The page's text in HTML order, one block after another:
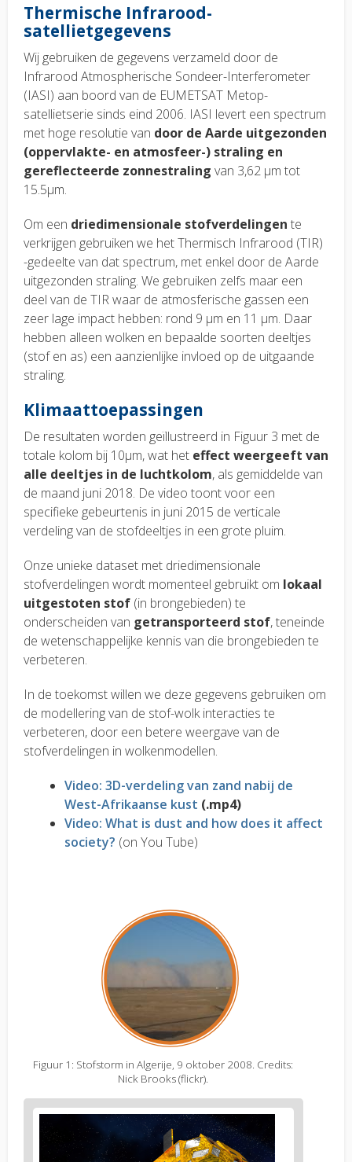
Body
text
Thermische Infrarood-
satellietgegevens
Wij gebruiken de gegevens verzameld door de
Infrarood Atmospherische Sondeer-Interferometer
(IASI) aan boord van de EUMETSAT Metop-
satellietserie sinds eind 2006. IASI levert een spectrum
met hoge resolutie van door de Aarde uitgezonden
(oppervlakte- en atmosfeer-) straling en
gereflecteerde zonnestraling van 3,62 μm tot
15.5μm.
Om een driedimensionale stofverdelingen te
verkrijgen gebruiken we het Thermisch Infrarood (TIR)
-gedeelte van dat spectrum, met enkel door de Aarde
uitgezonden straling. We gebruiken zelfs maar een
deel van de TIR waar de atmosferische gassen een
zeer lage impact hebben: rond 9 μm en 11 μm. Daar
hebben alleen wolken en bepaalde soorten deeltjes
(stof en as) een aanzienlijke invloed op de uitgaande
straling.
Klimaattoepassingen
De resultaten worden geïllustreerd in Figuur 3 met de
totale kolom bij 10μm, wat het effect weergeeft van
alle deeltjes in de luchtkolom, als gemiddelde van
de maand juni 2018. De video toont voor een
specifieke gebeurtenis in juni 2015 de verticale
verdeling van de stofdeeltjes in een grote pluim.
Onze unieke dataset met driedimensionale
stofverdelingen wordt momenteel gebruikt om lokaal
uitgestoten stof (in brongebieden) te
onderscheiden van getransporteerd stof, teneinde
de wetenschappelijke kennis van die brongebieden te
verbeteren.
In de toekomst willen we deze gegevens gebruiken om
de modellering van de stof-wolk interacties te
verbeteren, door een betere weergave van de
stofverdelingen in wolkenmodellen.
Video: 3D-verdeling van zand nabij de
West-Afrikaanse kust (.mp4)
Video: What is dust and how does it affect
society? (on You Tube)
Figuur 1: Stofstorm in Algerije, 9 oktober 2008. Credits:
Nick Brooks (flickr).
Figure
body